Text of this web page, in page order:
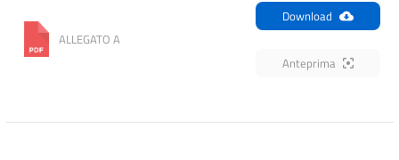
ALLEGATO A
Download
Anteprima